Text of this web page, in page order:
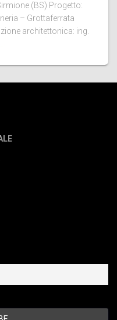
(BS) Progetto:
– Grottaferrata
architettonica: ing.